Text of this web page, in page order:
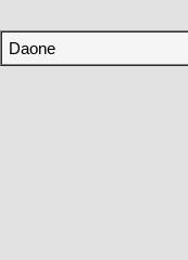
Daone